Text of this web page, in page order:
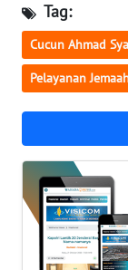
Tag:
Cucun Ahmad
Pelayanan
WN
NTB
WN
WN
SULBAR
WN
BABEL